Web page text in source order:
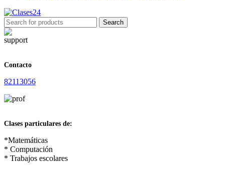
Search
Contacto
82113056
Clases particulares de:
*Matemáticas
* Computación
* Trabajos escolares